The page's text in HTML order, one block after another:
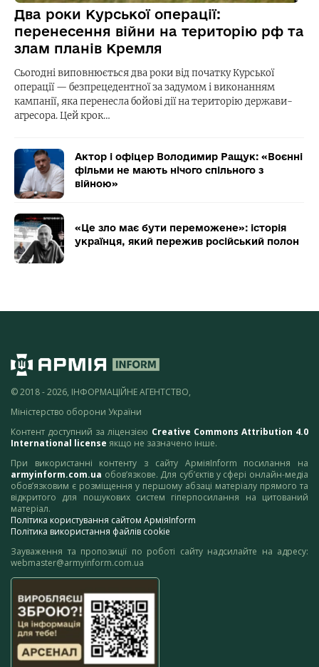
Два роки Курської операції:
перенесення війни на територію рф та
злам планів Кремля
Сьогодні виповнюється два роки від початку Курської
операції — безпрецедентної за задумом і виконанням
кампанії, яка перенесла бойові дії на територію держави-
агресора. Цей крок…
Актор і офіцер Володимир Ращук: «Воєнні
фільми не мають нічого спільного з
війною»
«Це зло має бути переможене»: історія
українця, який пережив російський полон
© 2018 - 2026, ІНФОРМАЦІЙНЕ АГЕНТСТВО,
Міністерство оборони України
Контент доступний за ліцензією Creative Commons Attribution 4.0
International license якщо не зазначено інше.
При використанні контенту з сайту АрміяInform посилання на
armyinform.com.ua обов’язкове. Для суб’єктів у сфері онлайн-медіа
обов’язковим є розміщення у першому абзаці матеріалу прямого та
відкритого для пошукових систем гіперпосилання на цитований
матеріал.
Політика користування сайтом АрміяInform
Політика використання файлів cookie
Зауваження та пропозиції по роботі сайту надсилайте на адресу:
webmaster@armyinform.com.ua